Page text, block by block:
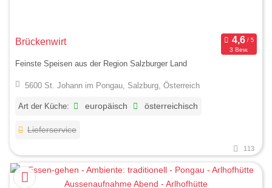
Brückenwirt
3 Bew.
Feinste Speisen aus der Region Salzburger Land
5600 St. Johann im Pongau, Salzburg, Österreich
Art der Küche: europäisch österreichisch
Lieferservice
113